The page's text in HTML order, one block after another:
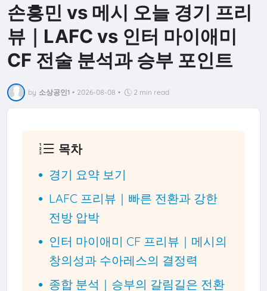
손흥민 vs 메시 오늘 경기 프리
뷰｜LAFC vs 인터 마이애미
CF 전술 분석과 승부 포인트
by 소상공인1 • 2026-08-08 • 2 min read
목차
경기 요약 보기
LAFC 프리뷰｜빠른 전환과 강한
전방 압박
인터 마이애미 CF 프리뷰｜메시의
창의성과 수아레스의 결정력
종합 분석｜승부의 갈림길은 전환